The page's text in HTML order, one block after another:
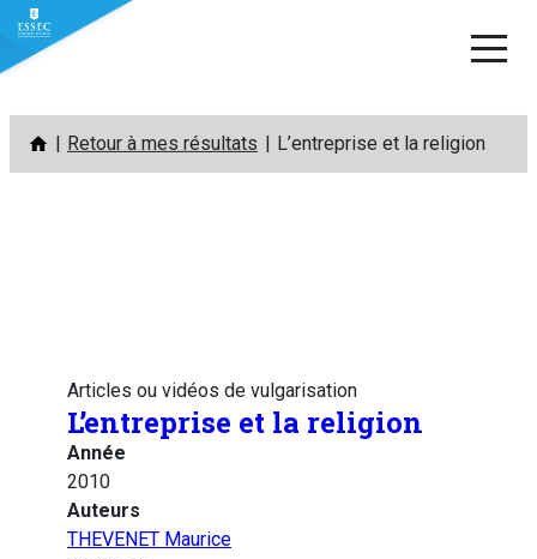
Aller
contenu
Retour à mes résultats L’entreprise et la religion
Articles ou vidéos de vulgarisation
L’entreprise et la religion
Année
2010
Auteurs
THEVENET Maurice